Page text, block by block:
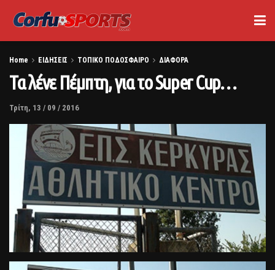
Home ΕΙΔΗΣΕΙΣ ΤΟΠΙΚΟ ΠΟΔΟΣΦΑΙΡΟ ΔΙΑΦΟΡΑ
Τα λένε Πέμπτη, για το Super Cup…
Τρίτη, 13 / 09 / 2016